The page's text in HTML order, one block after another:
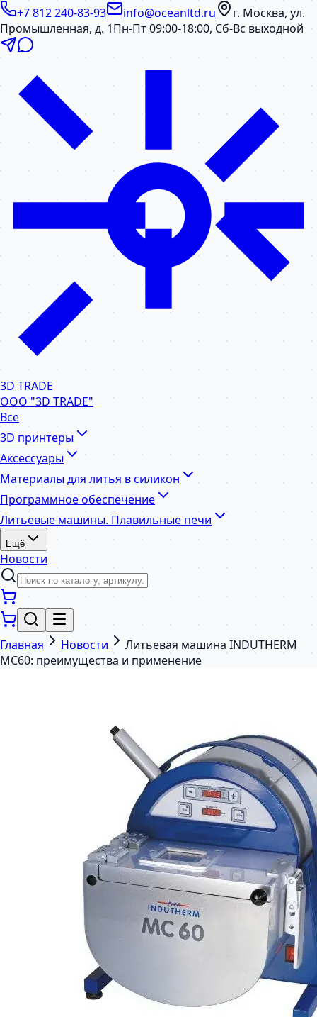
+7 812 240-83-93 info@oceanltd.ru
г. Москва, ул.
Промышленная, д. 1Пн-Пт 09:00-18:00, Сб-Вс выходной
3D TRADE
ООО "3D TRADE"
Все
3D принтеры
Аксессуары
Материалы для литья в силикон
Программное обеспечение
Литьевые машины. Плавильные печи
Ещё
Новости
Главная Новости
Литьевая машина INDUTHERM
MC60: преимущества и применение